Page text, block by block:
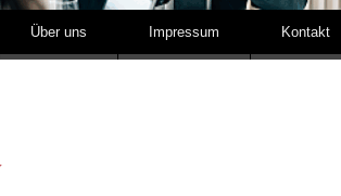
Über uns Impressum Kontakt